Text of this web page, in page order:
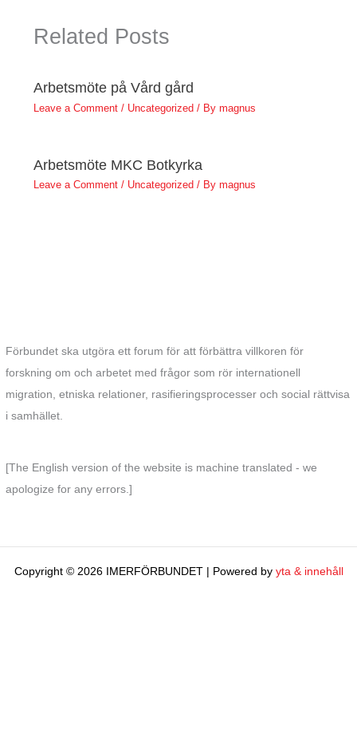
Förbundet ska utgöra ett forum för att förbättra villkoren för
forskning om och arbetet med frågor som rör internationell
migration, etniska relationer, rasifieringsprocesser och social rättvisa
i samhället.
[The English version of the website is machine translated - we
apologize for any errors.]
Related Posts
Arbetsmöte på Vård gård
Leave a Comment / Uncategorized/ By magnus
Arbetsmöte MKC Botkyrka
Leave a Comment / Uncategorized / By magnus
Copyright © 2026 IMERFÖRBUNDET | Powered by yta & innehåll